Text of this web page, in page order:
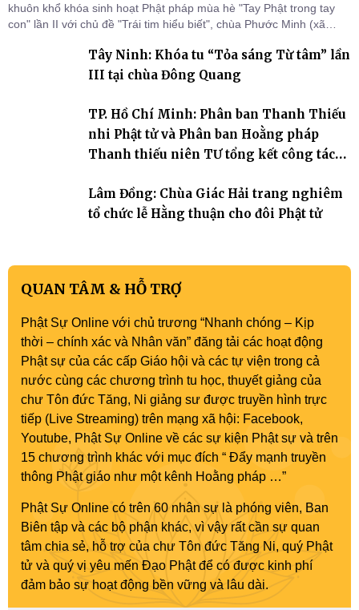
khuôn khổ khóa sinh hoạt Phật pháp mùa hè "Tay Phật trong tay
con" lần II với chủ đề "Trái tim hiểu biết", chùa Phước Minh (xã
cho hơn 60 tu sinh.Tây Ninh: Khóa tu “Tỏa sáng Từ tâm” lần
III tại chùa Đông Quang
TP. Hồ Chí Minh: Phân ban Thanh Thiếu
nhi Phật tử và Phân ban Hoằng pháp
Thanh thiếu niên TƯ tổng kết công tác
Lâm Đồng: Chùa Giác Hải trang nghiêm
tổ chức lễ Hằng thuận cho đôi Phật tử
QUAN TÂM & HỖ TRỢ
Phật Sự Online với chủ trương “Nhanh chóng – Kịp
thời – chính xác và Nhân văn” đăng tải các hoạt động
Phật sự của các cấp Giáo hội và các tự viện trong cả
nước cùng các chương trình tu học, thuyết giảng của
chư Tôn đức Tăng, Ni giảng sư được truyền hình trực
tiếp (Live Streaming) trên mạng xã hội: Facebook,
Youtube, Phật Sự Online về các sự kiện Phật sự và trên
15 chương trình khác với mục đích “ Đẩy mạnh truyền
thông Phật giáo như một kênh Hoằng pháp …”
Phật Sự Online có trên 60 nhân sự là phóng viên, Ban
Biên tập và các bộ phận khác, vì vậy rất cần sự quan
tâm chia sẻ, hỗ trợ của chư Tôn đức Tăng Ni, quý Phật
tử và quý vị yêu mến Đạo Phật để có được kinh phí
đảm bảo sự hoạt động bền vững và lâu dài.